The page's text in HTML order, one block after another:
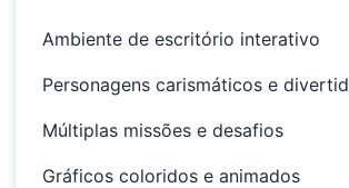
Ambiente de escritório interativo
Personagens carismáticos e
Múltiplas missões e desafios
Gráficos coloridos e animados